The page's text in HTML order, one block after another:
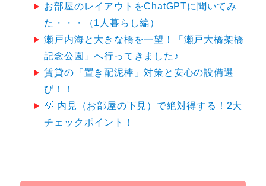
ン
お部屋のレイアウトをChatGPTに聞いてみ
た・・・（1人暮らし編）
瀬戸内海と大きな橋を一望！「瀬戸大橋架橋
記念公園」へ行ってきました♪
賃貸の「置き配泥棒」対策と安心の設備選
び！！
💡 内見（お部屋の下見）で絶対得する！2大
チェックポイント！